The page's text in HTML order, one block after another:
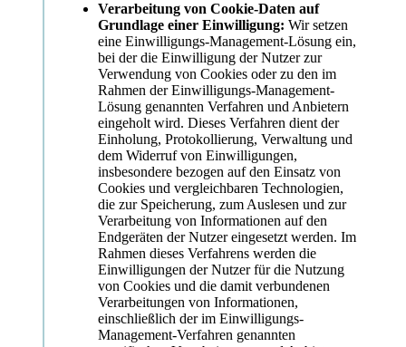
Verarbeitung von Cookie-Daten auf
Grundlage einer Einwilligung: Wir setzen
eine Einwilligungs-Management-Lösung ein,
bei der die Einwilligung der Nutzer zur
Verwendung von Cookies oder zu den im
Rahmen der Einwilligungs-Management-
Lösung genannten Verfahren und Anbietern
eingeholt wird. Dieses Verfahren dient der
Einholung, Protokollierung, Verwaltung und
dem Widerruf von Einwilligungen,
insbesondere bezogen auf den Einsatz von
Cookies und vergleichbaren Technologien,
die zur Speicherung, zum Auslesen und zur
Verarbeitung von Informationen auf den
Endgeräten der Nutzer eingesetzt werden. Im
Rahmen dieses Verfahrens werden die
Einwilligungen der Nutzer für die Nutzung
von Cookies und die damit verbundenen
Verarbeitungen von Informationen,
einschließlich der im Einwilligungs-
Management-Verfahren genannten